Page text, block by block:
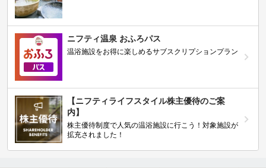
ニフティ温泉 おふろパス
温浴施設をお得に楽しめるサブスクリプションプラン
【ニフティライフスタイル株主優待のご案
内】
株主優待制度で人気の温浴施設に行こう！対象施設が
拡充されました！